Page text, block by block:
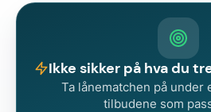
Ikke sikker på hva du
Ta lånematchen på under
tilbudene som